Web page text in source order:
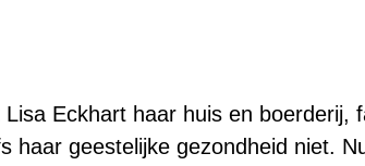
Eckhart haar huis en boerderij,
haar geestelijke gezondheid niet.